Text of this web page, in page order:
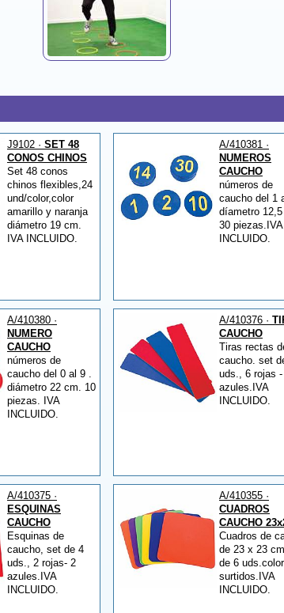
J9102 · SET 48
CONOS CHINOS
Set 48 conos
chinos flexibles,24
und/color,color
amarillo y naranja
diámetro 19 cm.
IVA INCLUIDO.
A/410381 ·
NUMEROS
CAUCHO
números de
caucho del 1
díametro
30 piezas.IVA
INCLUIDO.
A/410380 ·
NUMERO
CAUCHO
números de
caucho del 0 al 9 .
diámetro 22 cm. 10
piezas. IVA
INCLUIDO.
A/410376 ·
CAUCHO
Tiras rectas
caucho. set
uds., 6 rojas
azules.IVA
INCLUIDO.
A/410375 ·
ESQUINAS
CAUCHO
Esquinas de
caucho, set de 4
uds., 2 rojas- 2
azules.IVA
INCLUIDO.
A/410355 ·
CUADROS
CAUCHO
Cuadros de
de 23 x 23
de 6
surtidos.IVA
INCLUIDO.